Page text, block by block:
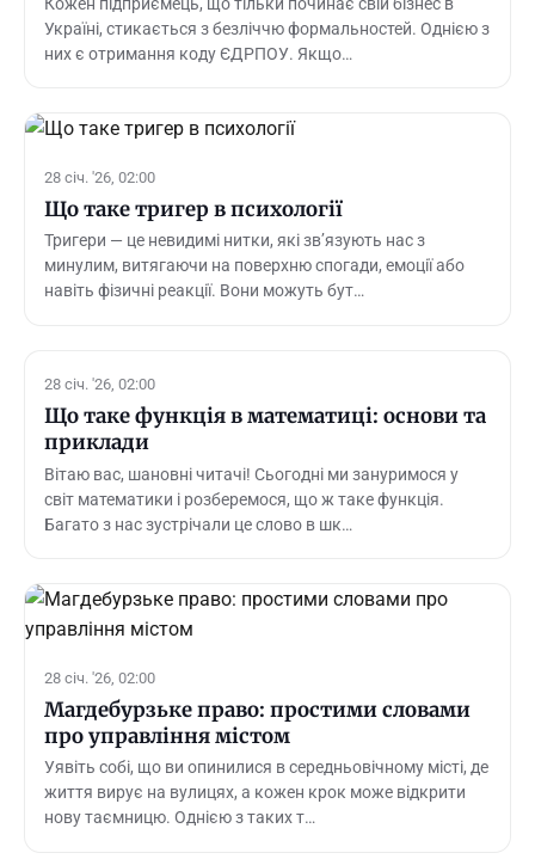
Україні, стикається з безліччю формальностей. Однією з
них є отримання коду ЄДРПОУ. Якщо…
28 січ. '26, 02:00
Що таке тригер в психології
Тригери — це невидимі нитки, які зв’язують нас з
минулим, витягаючи на поверхню спогади, емоції або
навіть фізичні реакції. Вони можуть бут…
28 січ. '26, 02:00
Що таке функція в математиці: основи та
приклади
Вітаю вас, шановні читачі! Сьогодні ми зануримося у
світ математики і розберемося, що ж таке функція.
Багато з нас зустрічали це слово в шк…
28 січ. '26, 02:00
Магдебурзьке право: простими словами
про управління містом
Уявіть собі, що ви опинилися в середньовічному місті, де
життя вирує на вулицях, а кожен крок може відкрити
нову таємницю. Однією з таких т…